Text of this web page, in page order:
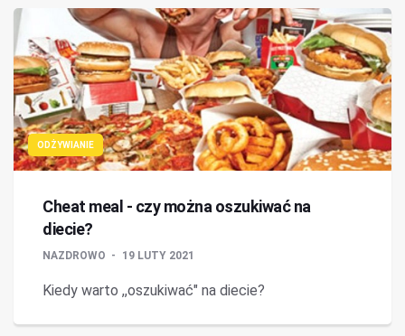
ODŻYWIANIE
Cheat meal - czy można oszukiwać na
diecie?
NAZDROWO 19 LUTY 2021
Kiedy warto ,,oszukiwać" na diecie?